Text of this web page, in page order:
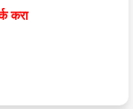
करा